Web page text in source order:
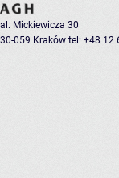
al. Mickiewicza 30
30-059 Kraków tel: +48 12